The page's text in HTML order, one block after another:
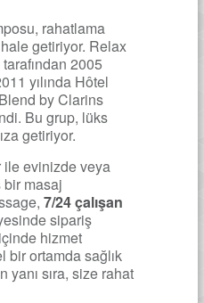
rahatlama
hale getiriyor. Relax
tarafından 2005
yılında Hôtel
by Clarins
Bu grup, lüks
getiriyor.
evinizde veya
masaj
7/24 çalışan
sipariş
hizmet
bir ortamda sağlık
yanı sıra, size rahat